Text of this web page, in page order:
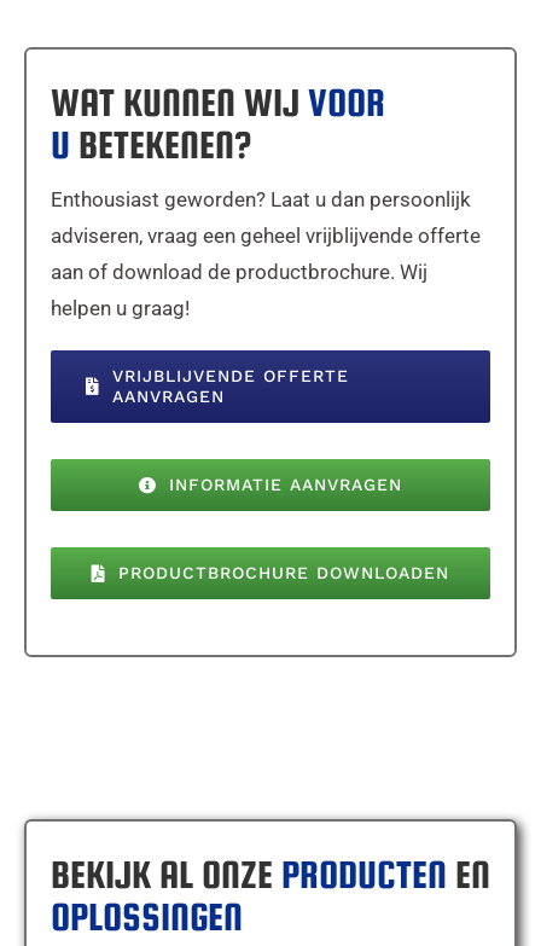
WAT KUNNEN WIJ VOOR
U BETEKENEN?
Enthousiast geworden? Laat u dan persoonlijk
adviseren, vraag een geheel vrijblijvende offerte
aan of download de productbrochure. Wij
helpen u graag!
VRIJBLIJVENDE OFFERTE
AANVRAGEN
INFORMATIE AANVRAGEN
PRODUCTBROCHURE DOWNLOADEN
BEKIJK AL ONZE PRODUCTEN EN
OPLOSSINGEN